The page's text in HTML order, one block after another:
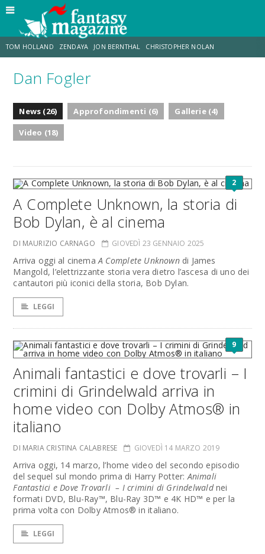
TOM HOLLAND ZENDAYA JON BERNTHAL CHRISTOPHER NOLAN
STRANIMONDI LUCCA COMICS & GAMES
DESTIN DANIEL CRETTON
Dan Fogler
News (26) Approfondimenti (6)
Gallerie (4)
Video (18)
2
A Complete Unknown, la storia di
Bob Dylan, è al cinema
DI MAURIZIO CARNAGO GIOVEDÌ 23 GENNAIO 2025
Arriva oggi al cinemaA Complete Unknowndi James
Mangold, l’elettrizzante storia vera dietro l’ascesa di uno dei
cantautori più iconici della storia, Bob Dylan.
LEGGI
9
Animali fantastici e dove trovarli – I
crimini di Grindelwald arriva in
home video con Dolby Atmos® in
italiano
DI MARIA CRISTINA CALABRESE GIOVEDÌ 14 MARZO 2019
Arriva oggi, 14 marzo, l’home video del secondo episodio
del sequel sul mondo prima di Harry Potter:Animali
Fantastici e Dove Trovarli – I crimini di Grindelwaldnei
formati DVD, Blu-Ray™, Blu-Ray 3D™ e 4K HD™ e per la
prima volta con Dolby Atmos® in italiano.
LEGGI